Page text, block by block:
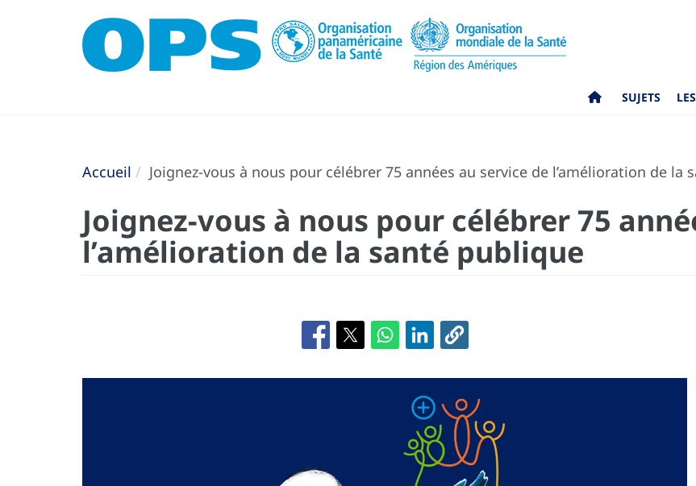
SUJETS
Accueil Joignez-vous à nous pour célébrer 75 années au service de l’amélioration de la
Joignez-vous à nous pour célébrer 75
l’amélioration de la santé publique